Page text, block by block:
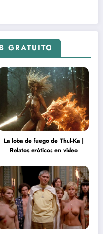
GRATUITO
La loba de fuego de Thul-Ka |
Relatos eróticos en video